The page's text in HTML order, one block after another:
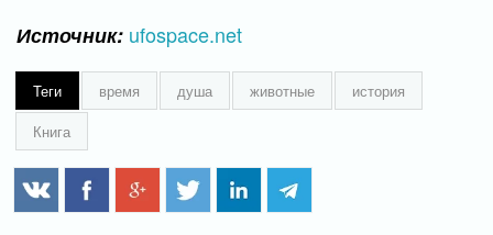
Источник: ufospace.net
Теги время душа животные
история
Книга